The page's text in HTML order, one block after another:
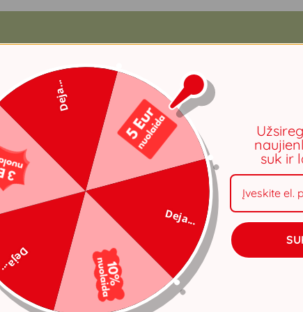
Deja...
Deja...
Deja...
suk ir